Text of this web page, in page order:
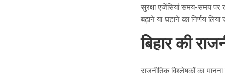
सुरक्षा एजेंसियां समय-समय
बढ़ाने या घटाने का निर्णय लिया
बिहार की
राजनीतिक विश्लेषकों का